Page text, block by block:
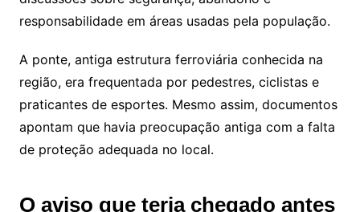
responsabilidade em áreas usadas pela população.
A ponte, antiga estrutura ferroviária conhecida na
região, era frequentada por pedestres, ciclistas e
praticantes de esportes. Mesmo assim, documentos
apontam que havia preocupação antiga com a falta
de proteção adequada no local.
O aviso que teria chegado antes